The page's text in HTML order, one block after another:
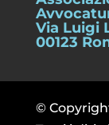
Via Luigi
00123
©